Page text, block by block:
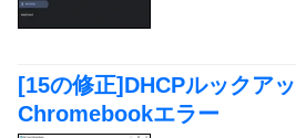
[15の修正]DHCPルックア
Chromebookエラー